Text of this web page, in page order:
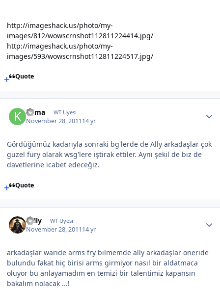
http://imageshack.us/photo/my-
images/812/wowscrnshot112811224414.jpg/
http://imageshack.us/photo/my-
images/593/wowscrnshot112811224517.jpg/
Quote
Kama WT Uyesi
November 28, 201114 yr
Gördüğümüz kadarıyla sonraki bg'lerde de Ally arkadaşlar çok
güzel fury olarak wsg'lere iştirak ettiler. Aynı şekil de biz de
davetlerine icabet edeceğiz.
Quote
sully WT Uyesi
November 28, 201114 yr
arkadaşlar waride arms fry bilmemde ally arkadaşlar öneride
bulundu fakat hiç birisi arms girmiyor nasıl bir aldatmaca
oluyor bu anlayamadım en temizi bir talentimiz kapansın
bakalım nolacak ...!